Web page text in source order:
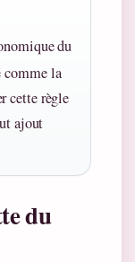
du
la
cette règle
ajout
du